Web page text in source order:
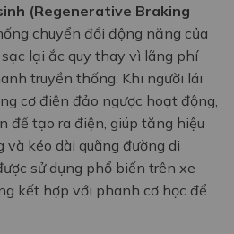
(Regenerative Braking
chuyển đổi động năng của
lại ắc quy thay vì lãng phí
truyền thống. Khi người lái
cơ điện đảo ngược hoạt động,
để tạo ra điện, giúp tăng hiệu
và kéo dài quãng đường di
sử dụng phổ biến trên xe
kết hợp với phanh cơ học để